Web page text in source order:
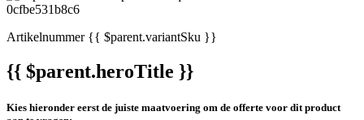
Artikelnummer{{ $parent.variantSku }}
{{ $parent.heroTitle }}
Kies hieronder eerst de juiste maatvoering om de offerte voor dit product